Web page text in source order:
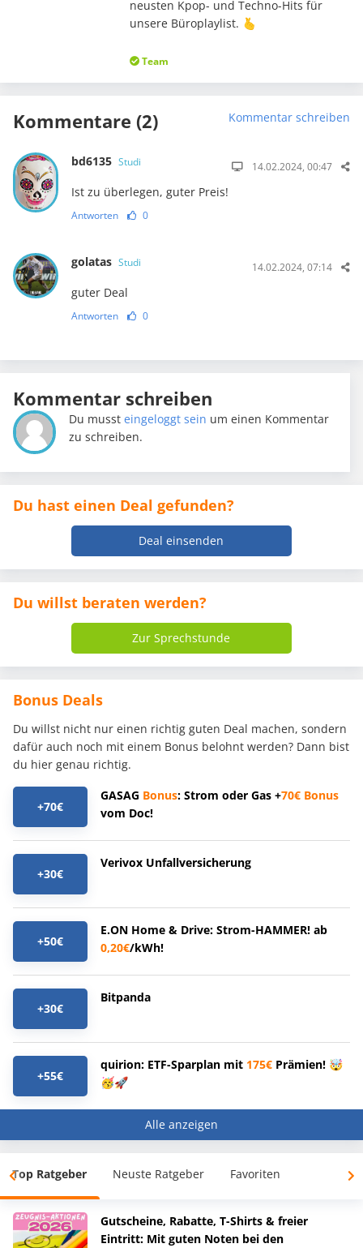
neusten Kpop- und Techno-Hits für
unsere Büroplaylist. 🫰
Team
Kommentare (2) Kommentar schreiben
bd6135 Studi 14.02.2024, 00:47
Ist zu überlegen, guter Preis!
Antworten 0
golatas Studi 14.02.2024, 07:14
guter Deal
Antworten 0
Kommentar schreiben
Du mussteingeloggt sein um einen Kommentar
zu schreiben.
Du hast einen Deal gefunden?
Deal einsenden
Du willst beraten werden?
Zur Sprechstunde
Bonus Deals
Du willst nicht nur einen richtig guten Deal machen, sondern
dafür auch noch mit einem Bonus belohnt werden? Dann bist
du hier genau richtig.
+70€
GASAG Bonus: Strom oder Gas +70€ Bonus
vom Doc!
+30€
Verivox Unfallversicherung
+50€
E.ON Home & Drive: Strom-HAMMER! ab
0,20€/kWh!
+30€
Bitpanda
+55€
quirion: ETF-Sparplan mit 175€ Prämien! 🤯
🥳🚀
Alle anzeigen
Top Ratgeber Neuste Ratgeber Favoriten
Gutscheine, Rabatte, T-Shirts & freier
Eintritt: Mit guten Noten bei den